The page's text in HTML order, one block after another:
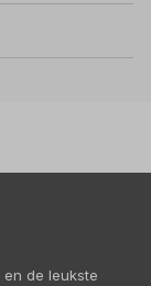
de leukste